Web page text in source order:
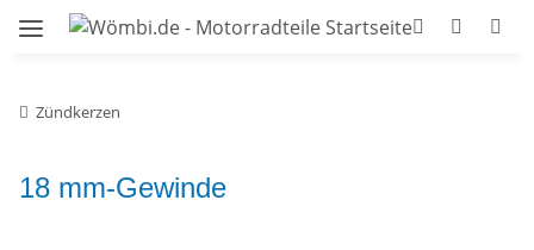
Zündkerzen
18 mm-Gewinde